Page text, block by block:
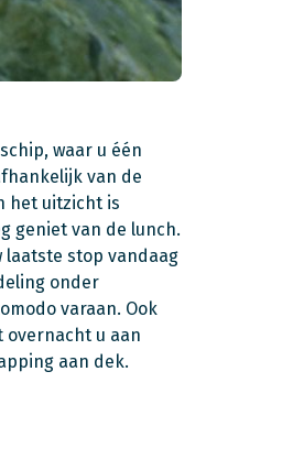
waar u één
van de
het uitzicht is
geniet van de lunch.
laatste stop vandaag
onder
varaan. Ook
overnacht u aan
aan dek.